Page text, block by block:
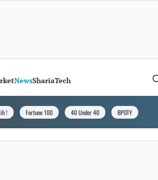
NewsShariaTech
! Fortune 100 40 Under 40 BPOTY